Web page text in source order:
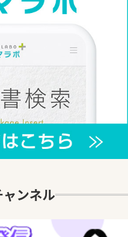
ンネル